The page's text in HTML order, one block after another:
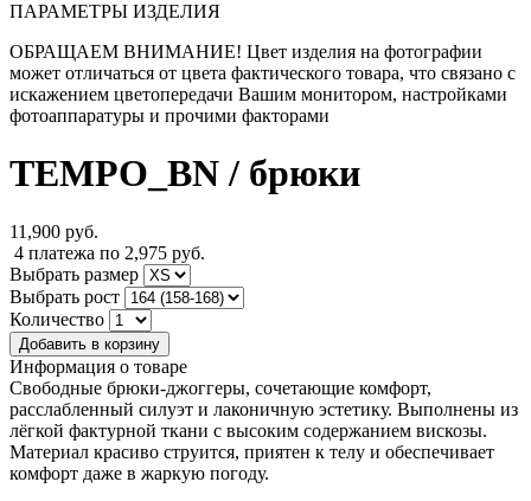
ПАРАМЕТРЫ ИЗДЕЛИЯ
ОБРАЩАЕМ ВНИМАНИЕ! Цвет изделия на фотографии
может отличаться от цвета фактического товара, что связано с
искажением цветопередачи Вашим монитором, настройками
фотоаппаратуры и прочими факторами
TEMPO_BN/ брюки
11,900 руб.
4 платежа по 2,975 руб.
Выбрать размер
Выбрать рост
Количество
Информация о товаре
Свободные брюки-джоггеры, сочетающие комфорт,
расслабленный силуэт и лаконичную эстетику. Выполнены из
лёгкой фактурной ткани с высоким содержанием вискозы.
Материал красиво струится, приятен к телу и обеспечивает
комфорт даже в жаркую погоду.